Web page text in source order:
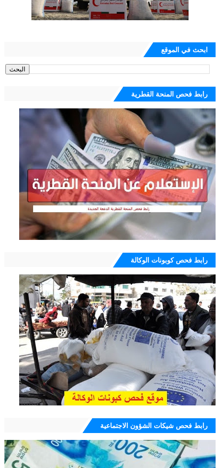
ابحث في الموقع
رابط فحص المنحة القطرية
رابط فحص كوبونات الوكالة
رابط فحص شيكات الشؤون الاجتماعية